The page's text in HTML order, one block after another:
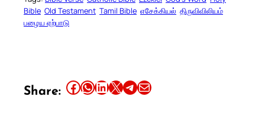
Bible Old Testament Tamil Bible எசேக்கியல் திருவிவிலியம்
பழைய ஏற்பாடு
Share: Share this article on Facebook Share this article on WhatsApp Share this article on LinkedIn Share this article on X Share this article on TelegramEmail this Article